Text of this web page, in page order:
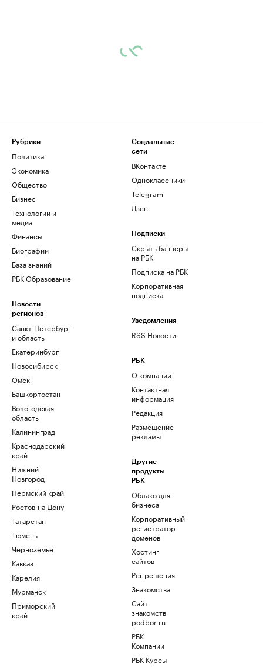
Рубрики
Политика
Экономика
Общество
Бизнес
Технологии и
медиа
Финансы
Биографии
База знаний
РБК Образование
Новости
регионов
Санкт-Петербург
и область
Екатеринбург
Новосибирск
Омск
Башкортостан
Вологодская
область
Калининград
Краснодарский
край
Нижний
Новгород
Пермский край
Ростов-на-Дону
Татарстан
Тюмень
Черноземье
Кавказ
Карелия
Мурманск
Приморский
край
Социальные
сети
ВКонтакте
Одноклассники
Telegram
Дзен
Подписки
Скрыть баннеры
на РБК
Подписка на РБК
Корпоративная
подписка
Уведомления
RSS Новости
РБК
О компании
Контактная
информация
Редакция
Размещение
рекламы
Другие
продукты
РБК
Облако для
бизнеса
Корпоративный
регистратор
доменов
Хостинг
сайтов
Рег.решения
Знакомства
Сайт
знакомств
podbor.ru
РБК
Компании
РБК Курсы